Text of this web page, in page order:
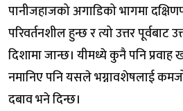
पानीजहाजको अगाडिको भागमा
परिवर्तनशील हुन्छ र त्यो उत्तर पूर्वबाट
दिशामा जान्छ। यीमध्ये कुनै पनि प्रवाह
नमानिए पनि यसले भग्नावशेषलाई
दबाव भने दिन्छ।